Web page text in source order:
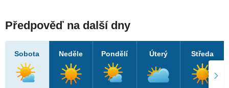
Předpověď na další dny
Sobota Neděle Pondělí Úterý Středa